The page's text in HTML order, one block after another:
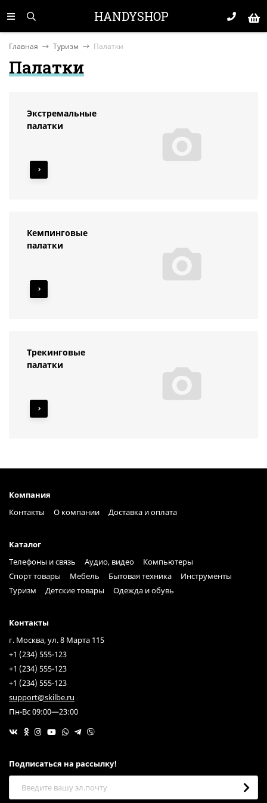
HANDYSHOP
Главная Туризм Палатки
Палатки
Экстремальные
палатки
Кемпинговые
палатки
Трекинговые
палатки
Компания
Контакты
О компании Доставка и оплата
Каталог
Телефоны и связь
Аудио, видео
Компьютеры
Спорт товары
Мебель Бытовая техника
Инструменты
Туризм
Детские товары Одежда и обувь
Контакты
г. Москва, ул. 8 Марта 115
+1 (234) 555-123
+1 (234) 555-123
+1 (234) 555-123
support@skilbe.ru
Пн-Вс 09:00—23:00
Подписаться на рассылкy!